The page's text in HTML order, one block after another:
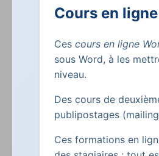
Cours en
Ces cours en ligne
sous Word, à les
niveau.
Des cours de
publipostages
Ces formations en